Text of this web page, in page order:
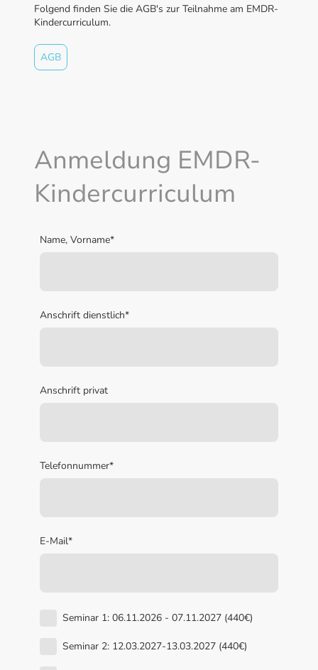
Folgend finden Sie die AGB's zur Teilnahme am EMDR-
Kindercurriculum.
AGB
Anmeldung EMDR-
Kindercurriculum
Name, Vorname*
Anschrift dienstlich*
Anschrift privat
Telefonnummer*
E-Mail*
Seminar 1: 06.11.2026 - 07.11.2027 (440€)
Seminar 2: 12.03.2027-13.03.2027 (440€)